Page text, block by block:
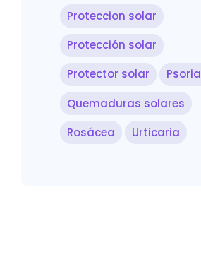
Proteccion solar
Protección solar
Protector solar
Quemaduras solares
Rosácea
Urticaria